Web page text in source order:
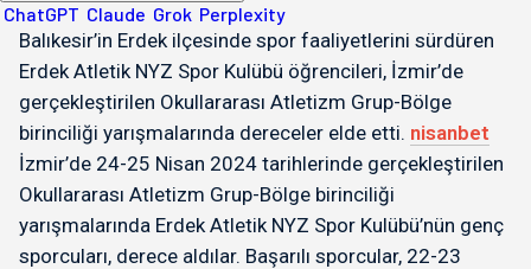
ChatGPT Claude Grok Perplexity
Balıkesir’in Erdek ilçesinde spor faaliyetlerini sürdüren
Erdek Atletik NYZ Spor Kulübü öğrencileri, İzmir’de
gerçekleştirilen Okullararası Atletizm Grup-Bölge
birinciliği yarışmalarında dereceler elde etti. nisanbet
İzmir’de 24-25 Nisan 2024 tarihlerinde gerçekleştirilen
Okullararası Atletizm Grup-Bölge birinciliği
yarışmalarında Erdek Atletik NYZ Spor Kulübü’nün genç
sporcuları, derece aldılar. Başarılı sporcular, 22-23